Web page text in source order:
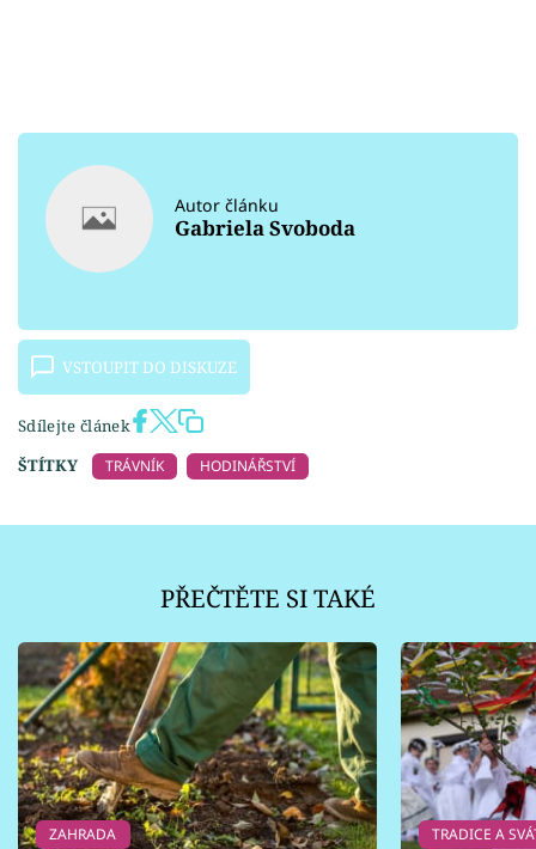
Autor článku
Gabriela Svoboda
VSTOUPIT DO DISKUZE
Sdílejte článek
ŠTÍTKY
TRÁVNÍK HODINÁŘSTVÍ
PŘEČTĚTE SI TAKÉ
ZAHRADA TRADICE A